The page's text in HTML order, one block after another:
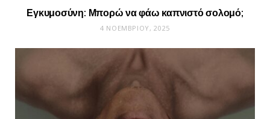
Εγκυμοσύνη: Μπορώ να φάω καπνιστό σολομό;
4 ΝΟΕΜΒΡΊΟΥ, 2025